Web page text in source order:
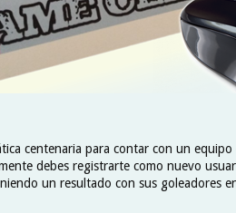
centenaria para contar con un equipo
debes registrarte como nuevo
un resultado con sus goleadores